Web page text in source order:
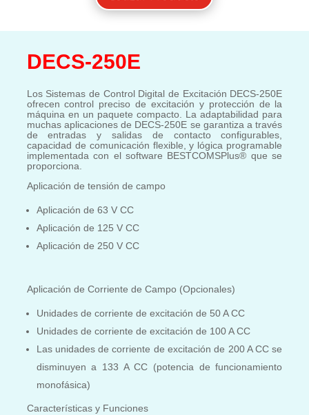
DECS-250E
Los Sistemas de Control Digital de Excitación DECS-250E
ofrecen control preciso de excitación y protección de la
máquina en un paquete compacto. La adaptabilidad para
muchas aplicaciones de DECS-250E se garantiza a través
de entradas y salidas de contacto configurables,
capacidad de comunicación flexible, y lógica programable
implementada con el software BESTCOMSPlus® que se
proporciona.
Aplicación de tensión de campo
Aplicación de 63 V CC
Aplicación de 125 V CC
Aplicación de 250 V CC
Aplicación de Corriente de Campo (Opcionales)
Unidades de corriente de excitación de 50 A CC
Unidades de corriente de excitación de 100 A CC
Las unidades de corriente de excitación de 200 A CC se
disminuyen a 133 A CC (potencia de funcionamiento
monofásica)
Características y Funciones